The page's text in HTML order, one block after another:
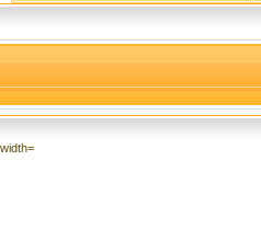
width=